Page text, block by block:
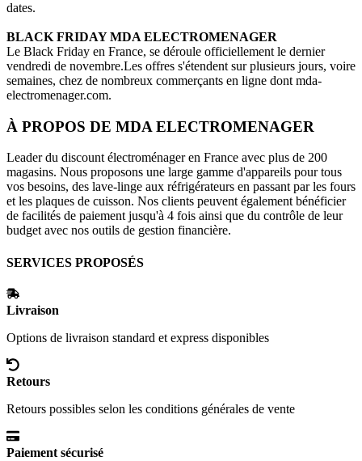
dates.
BLACK FRIDAYMDA ELECTROMENAGER
Le Black Friday en France, se déroule officiellement le dernier
vendredi de novembre.Les offres s'étendent sur plusieurs jours, voire
semaines, chez de nombreux commerçants en ligne dont mda-
electromenager.com.
À PROPOS DE MDA ELECTROMENAGER
Leader du discount électroménager en France avec plus de 200
magasins. Nous proposons une large gamme d'appareils pour tous
vos besoins, des lave-linge aux réfrigérateurs en passant par les fours
et les plaques de cuisson. Nos clients peuvent également bénéficier
de facilités de paiement jusqu'à 4 fois ainsi que du contrôle de leur
budget avec nos outils de gestion financière.
SERVICES PROPOSÉS
Livraison
Options de livraison standard et express disponibles
Retours
Retours possibles selon les conditions générales de vente
Paiement sécurisé